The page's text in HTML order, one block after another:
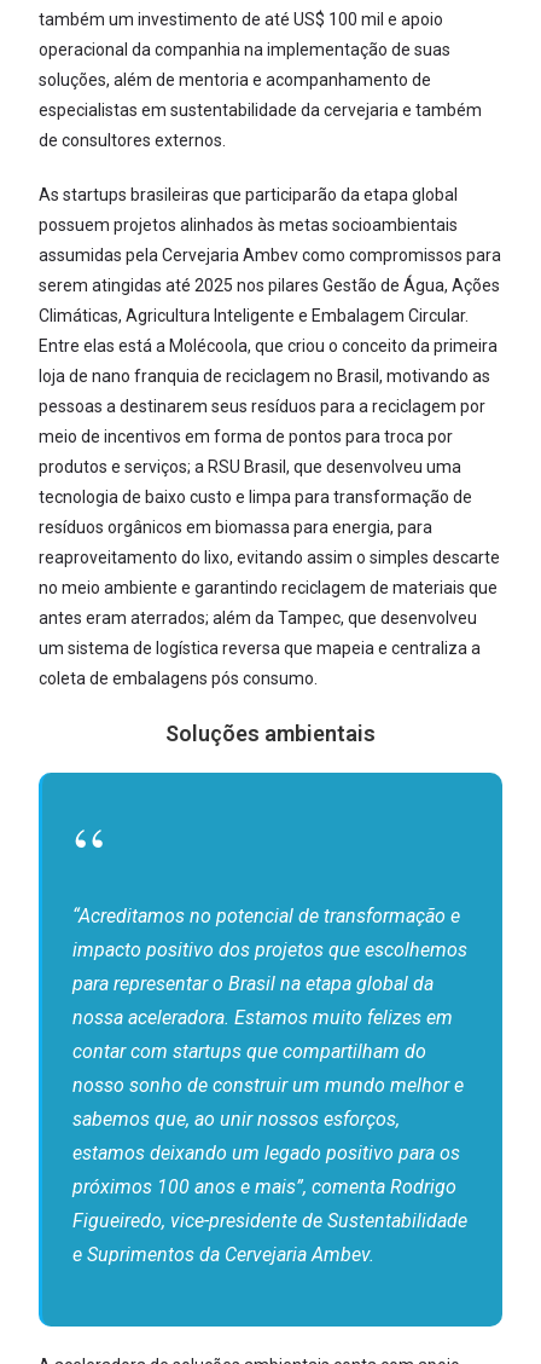
também um investimento de até US$ 100 mil e apoio
operacional da companhia na implementação de suas
soluções, além de mentoria e acompanhamento de
especialistas em sustentabilidade da cervejaria e também
de consultores externos.
As startups brasileiras que participarão da etapa global
possuem projetos alinhados às metas socioambientais
assumidas pela Cervejaria Ambev como compromissos para
serem atingidas até 2025 nos pilares Gestão de Água, Ações
Climáticas, Agricultura Inteligente e Embalagem Circular.
Entre elas está a Molécoola, que criou o conceito da primeira
loja de nano franquia de reciclagem no Brasil, motivando as
pessoas a destinarem seus resíduos para a reciclagem por
meio de incentivos em forma de pontos para troca por
produtos e serviços; a RSU Brasil, que desenvolveu uma
tecnologia de baixo custo e limpa para transformação de
resíduos orgânicos em biomassa para energia, para
reaproveitamento do lixo, evitando assim o simples descarte
no meio ambiente e garantindo reciclagem de materiais que
antes eram aterrados; além da Tampec, que desenvolveu
um sistema de logística reversa que mapeia e centraliza a
coleta de embalagens pós consumo.
Soluções ambientais
“Acreditamos no potencial de transformação e
impacto positivo dos projetos que escolhemos
para representar o Brasil na etapa global da
nossa aceleradora. Estamos muito felizes em
contar com startups que compartilham do
nosso sonho de construir um mundo melhor e
sabemos que, ao unir nossos esforços,
estamos deixando um legado positivo para os
próximos 100 anos e mais”, comenta Rodrigo
Figueiredo, vice-presidente de Sustentabilidade
e Suprimentos da Cervejaria Ambev.